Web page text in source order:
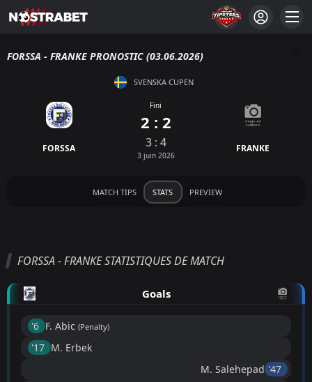
FORSSA - FRANKE PRONOSTIC (03.06.2026)
SVENSKA CUPEN
FORSSA
Fini
2 : 2
3 : 4
3 juin 2026
FRANKE
MATCH TIPS STATS PREVIEW
FORSSA - FRANKE STATISTIQUES DE MATCH
Goals
'6 ︎ F. Abic (Penalty)
'17 ︎ M. Erbek
M. Salehepad '47 ︎